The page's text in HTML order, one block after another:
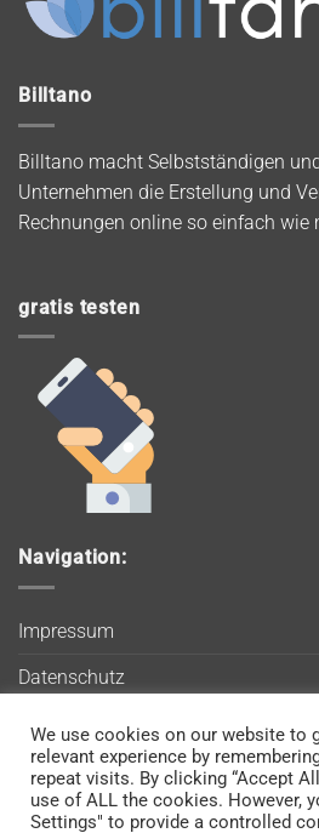
Billtano
Billtano macht Selbstständigen
Unternehmen die Erstellung und
Rechnungen online so einfach wie
gratis testen
Navigation:
Impressum
Datenschutz
AGB
Blog
Kontakt
We use cookies on our website to
relevant experience by
repeat visits. By clicking “Accept
use of ALL the cookies. However,
Settings" to provide a controlled
Wir verwenden Cookies, um
unserer Website die bestmögliche
Sie diese Website weiterhin nutzen,